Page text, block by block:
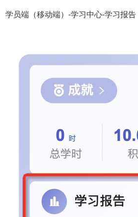
学员端（移动端）-学习中心-学习报告